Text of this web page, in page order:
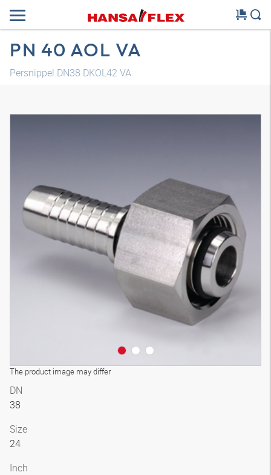
PN 40 AOL VA
Persnippel DN38 DKOL42 VA
The product image may differ
3D-model
DN
38
Size
24
Inch